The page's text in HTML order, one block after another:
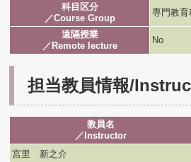
科目区分
／Course Group
専門教
遠隔授業
／Remote lecture
No
担当教員情報/
教員名
／Instructor
宮里 新之介